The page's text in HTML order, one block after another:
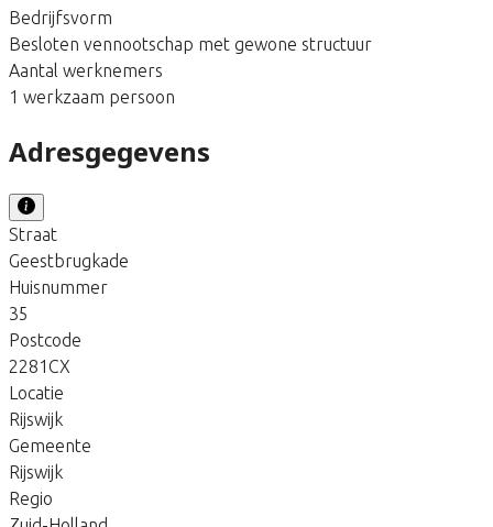
Bedrijfsvorm
Besloten vennootschap met gewone structuur
Aantal werknemers
1 werkzaam persoon
Adresgegevens
Straat
Geestbrugkade
Huisnummer
35
Postcode
2281CX
Locatie
Rijswijk
Gemeente
Rijswijk
Regio